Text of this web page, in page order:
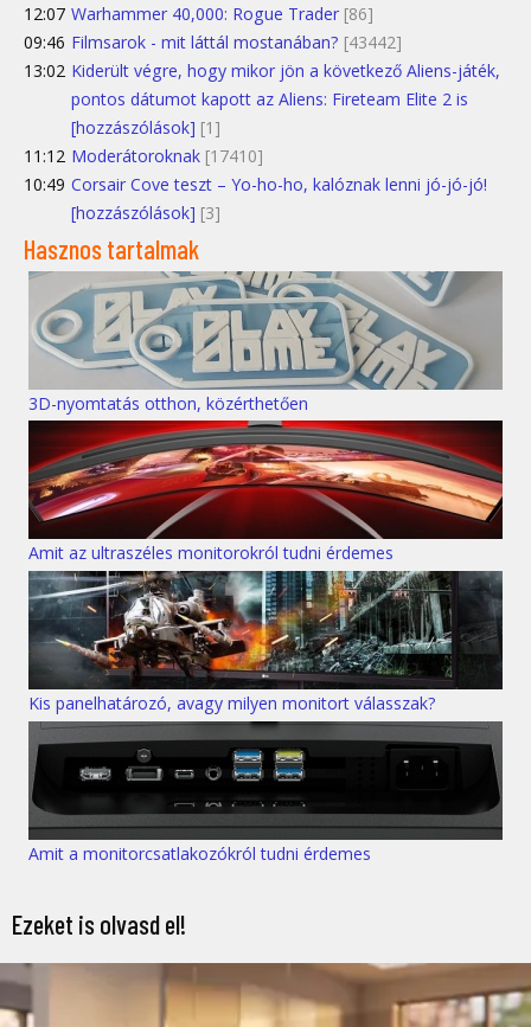
12:07 Warhammer 40,000: Rogue Trader [86]
09:46 Filmsarok - mit láttál mostanában? [43442]
13:02 Kiderült végre, hogy mikor jön a következő Aliens-játék,
pontos dátumot kapott az Aliens: Fireteam Elite 2 is
[hozzászólások] [1]
11:12 Moderátoroknak [17410]
10:49 Corsair Cove teszt – Yo-ho-ho, kalóznak lenni jó-jó-jó!
[hozzászólások] [3]
Hasznos tartalmak
3D-nyomtatás otthon, közérthetően
Amit az ultraszéles monitorokról tudni érdemes
Kis panelhatározó, avagy milyen monitort válasszak?
Amit a monitorcsatlakozókról tudni érdemes
Ezeket is olvasd el!